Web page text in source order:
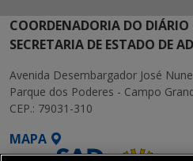
COORDENADORIA DO
SECRETARIA DE ESTADO DE
Avenida Desembargador José
Parque dos Poderes - Campo
CEP.: 79031-310
MAPA